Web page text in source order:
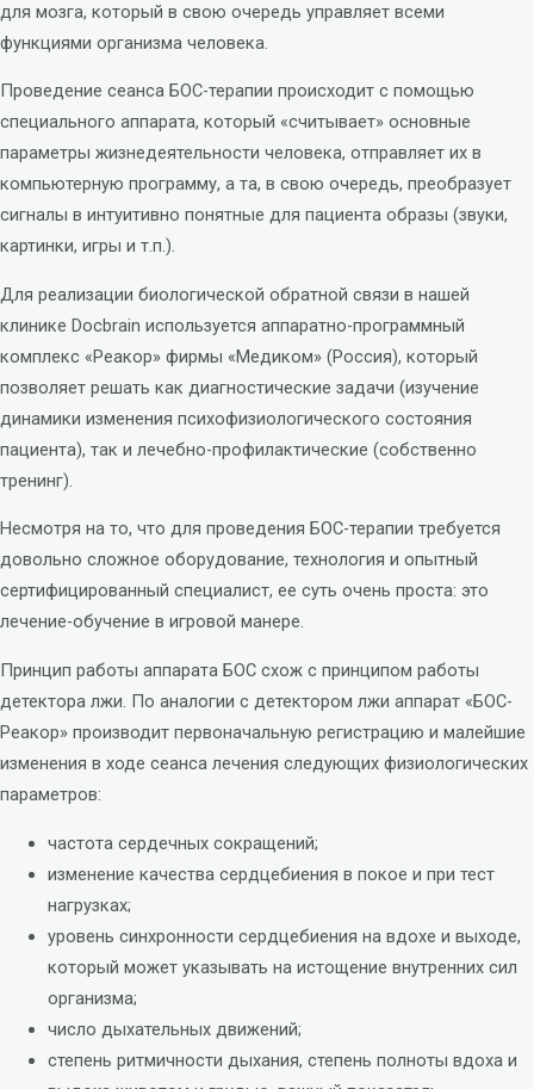
для мозга, который в свою очередь управляет всеми
функциями организма человека.
Проведение сеанса БОС-терапии происходит с помощью
специального аппарата, который «считывает» основные
параметры жизнедеятельности человека, отправляет их в
компьютерную программу, а та, в свою очередь, преобразует
сигналы в интуитивно понятные для пациента образы (звуки,
картинки, игры и т.п.).
Для реализации биологической обратной связи в нашей
клинике Docbrain используется аппаратно-программный
комплекс «Реакор» фирмы «Медиком» (Россия), который
позволяет решать как диагностические задачи (изучение
динамики изменения психофизиологического состояния
пациента), так и лечебно-профилактические (собственно
тренинг).
Несмотря на то, что для проведения БОС-терапии требуется
довольно сложное оборудование, технология и опытный
сертифицированный специалист, ее суть очень проста: это
лечение-обучение в игровой манере.
Принцип работы аппарата БОС схож с принципом работы
детектора лжи. По аналогии с детектором лжи аппарат «БОС-
Реакор» производит первоначальную регистрацию и малейшие
изменения в ходе сеанса лечения следующих физиологических
параметров:
частота сердечных сокращений;
изменение качества сердцебиения в покое и при тест
нагрузках;
уровень синхронности сердцебиения на вдохе и выходе,
который может указывать на истощение внутренних сил
организма;
число дыхательных движений;
степень ритмичности дыхания, степень полноты вдоха и